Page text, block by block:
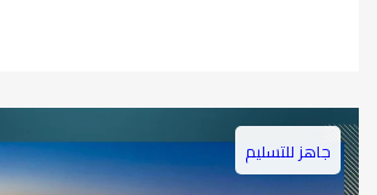
جاهز للتسليم